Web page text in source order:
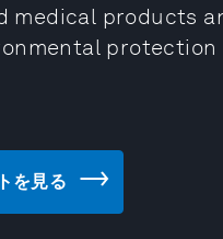
medical products
protection
を見る